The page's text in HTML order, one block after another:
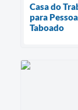
Casa do
para
Taboado